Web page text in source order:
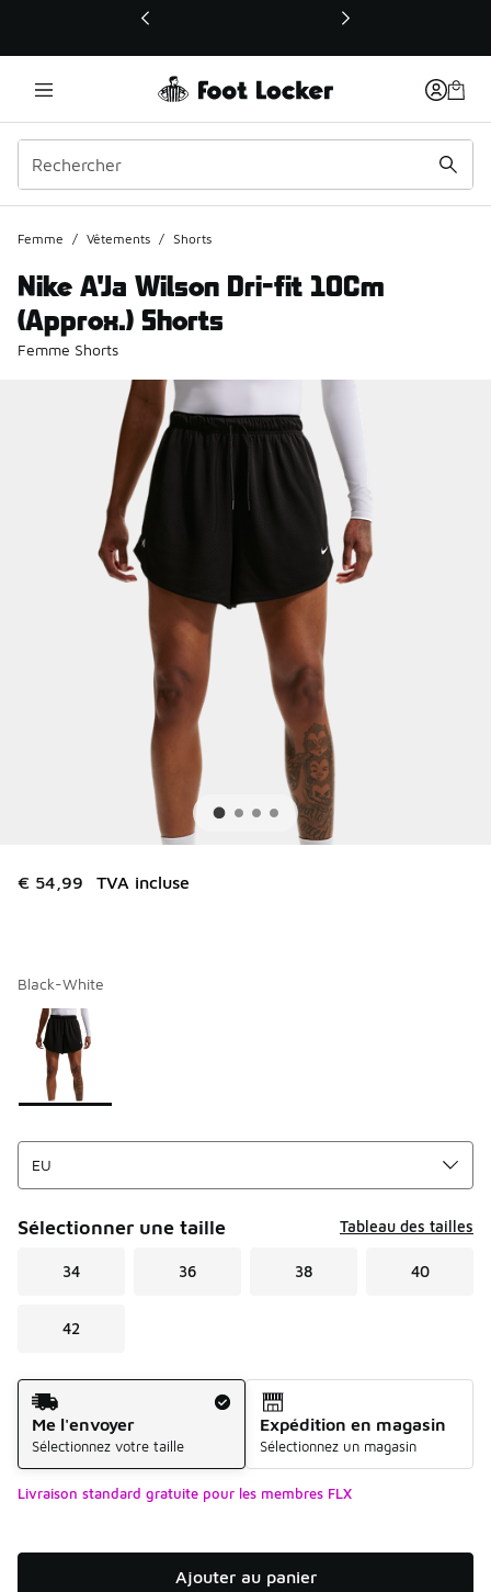
Ce lien ouvrira une nouvelle fenêtre
Femme / Vêtements / Shorts
Nike A'Ja Wilson Dri-fit 10Cm
(Approx.) Shorts
Femme Shorts
€ 54,99 TVA incluse
Black-White
Page 1 sur 1 affichant 1 à 1 des 1 couleurs.
Merci de sélectionner un style
Sélectionner une taille Tableau des tailles
34 36 38 40
42
Mode d'expédition
Me l'envoyer
Sélectionnez votre taille
Expédition en magasin
Sélectionnez un magasin
Livraison standard gratuite pour les membres FLX
Ajouter au panier